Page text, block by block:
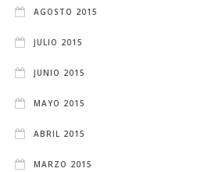
AGOSTO 2015
JULIO 2015
JUNIO 2015
MAYO 2015
ABRIL 2015
MARZO 2015